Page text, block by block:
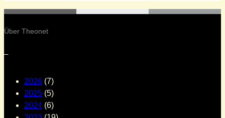
Über Theonet
–
2026 (7)
2025 (5)
2024 (6)